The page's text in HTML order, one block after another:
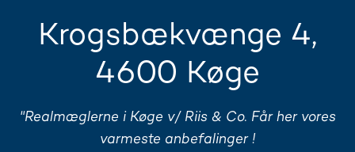
Krogsbækvænge 4,
4600 Køge
"Realmæglerne i Køge v/ Riis & Co. Får her vores
varmeste anbefalinger !